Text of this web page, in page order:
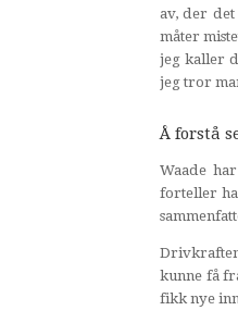
av, der
måter
jeg kaller
jeg tror
Å forstå
Waade
forteller
kunne få
fikk nye